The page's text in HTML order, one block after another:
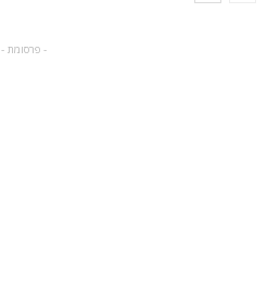
- פרסומת -